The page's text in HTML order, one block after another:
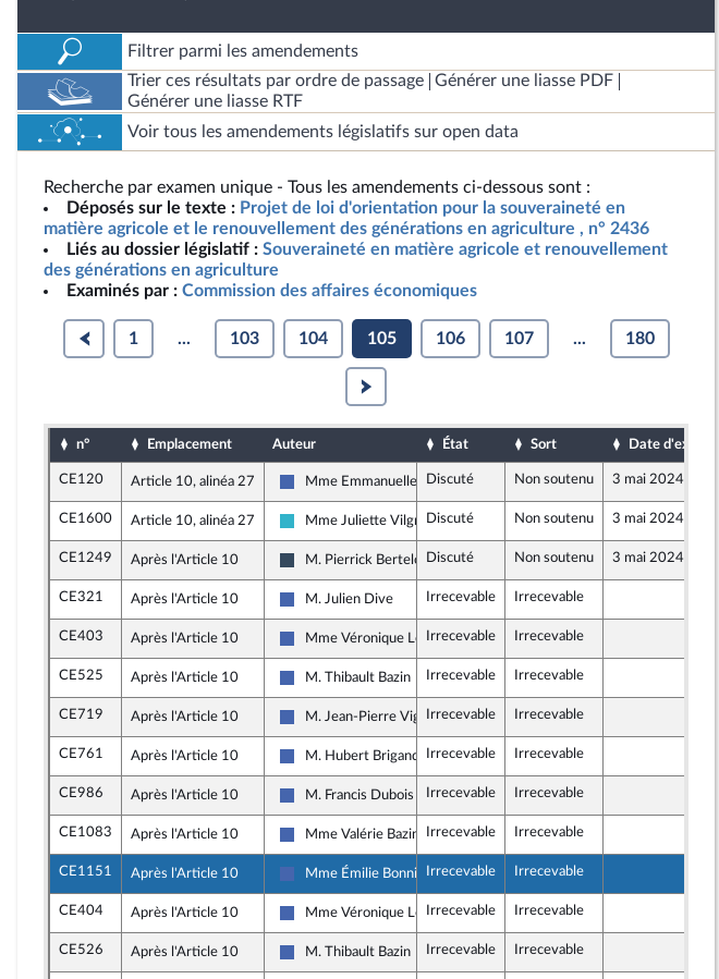
Filtrer parmi les amendements
Trier ces résultats par ordre de passage
Générer une liasse PDF
Générer une liasse RTF
Voir tous les amendements législatifs sur open data
Recherche par examen unique - Tous les amendements ci-dessous sont :
Déposés sur le texte : Projet de loi d'orientation pour la souveraineté en
matière agricole et le renouvellement des générations en agriculture , n° 2436
Liés au dossier législatif : Souveraineté en matière agricole et renouvellement
des générations en agriculture
Examinés par : Commission des affaires économiques
1 ... 103 104 105 106 107 ... 180
n° Emplacement Auteur État Sort Date d'examen
CE120 Article 10, alinéa 27
Les Républicains
Mme Emmanuelle Anthoine
Discuté Non soutenu 3 mai 2024
CE1600 Article 10, alinéa 27
Horizons et apparentés
Mme Juliette VilgrainDiscuté Non soutenu 3 mai 2024
CE1249 Après l'Article 10
Rassemblement National
M. Pierrick BertelootDiscuté Non soutenu 3 mai 2024
CE321 Après l'Article 10
Les Républicains
M. Julien Dive Irrecevable Irrecevable
CE403 Après l'Article 10
Les Républicains
Mme Véronique Louwagie
Irrecevable Irrecevable
CE525 Après l'Article 10
Les Républicains
M. Thibault Bazin Irrecevable Irrecevable
CE719 Après l'Article 10
Les Républicains
M. Jean-Pierre VigierIrrecevable Irrecevable
CE761 Après l'Article 10
Les Républicains
M. Hubert Brigand Irrecevable Irrecevable
CE986 Après l'Article 10
Les Républicains
M. Francis Dubois Irrecevable Irrecevable
CE1083 Après l'Article 10
Les Républicains
Mme Valérie Bazin-Malgras
Irrecevable Irrecevable
CE1151 Après l'Article 10
Les Républicains
Mme Émilie BonnivardIrrecevable Irrecevable
CE404 Après l'Article 10
Les Républicains
Mme Véronique Louwagie
Irrecevable Irrecevable
CE526 Après l'Article 10
Les Républicains
M. Thibault Bazin Irrecevable Irrecevable